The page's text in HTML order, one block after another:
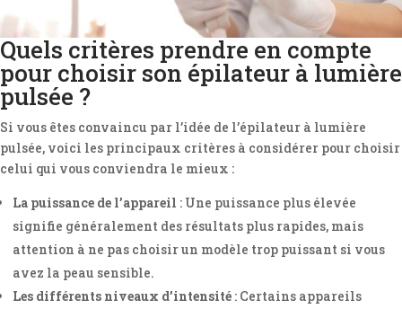
Quels critères prendre en compte
pour choisir son épilateur à lumière
pulsée ?
Si vous êtes convaincu par l’idée de l’épilateur à lumière
pulsée, voici les principaux critères à considérer pour choisir
celui qui vous conviendra le mieux :
La puissance de l’appareil : Une puissance plus élevée
signifie généralement des résultats plus rapides, mais
attention à ne pas choisir un modèle trop puissant si vous
avez la peau sensible.
Les différents niveaux d’intensité : Certains appareils